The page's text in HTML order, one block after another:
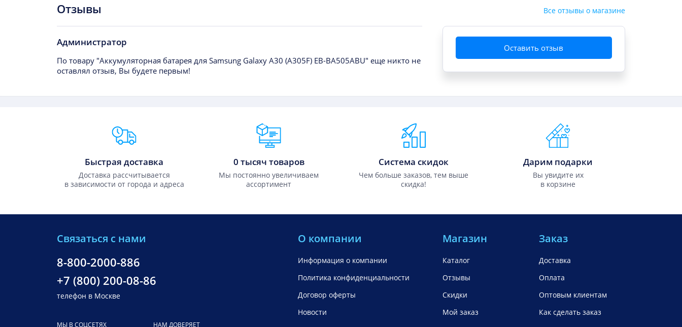
Отзывы Все отзывы о магазине
Оставить отзыв
Администратор
По товару "Аккумуляторная батарея для Samsung Galaxy A30 (A305F) EB-BA505ABU" еще никто не
оставлял отзыв, Вы будете первым!
Преимущества Fixmobile
Быстрая доставка
Доставка рассчитывается
в зависимости от города и адреса
0 тысяч товаров
Мы постоянно увеличиваем
ассортимент
Система скидок
Чем больше заказов, тем выше
скидка!
Дарим подарки
Вы увидите их
в корзине
Связаться с нами
8-800-2000-886
+7 (800) 200-08-86
телефон в Москве
МЫ В СОЦСЕТЯХ НАМ ДОВЕРЯЕТ
О компании
Информация о компании
Политика конфиденциальности
Договор оферты
Новости
Магазин
Каталог
Отзывы
Скидки
Мой заказ
Заказ
Доставка
Оплата
Оптовым клиентам
Как сделать заказ